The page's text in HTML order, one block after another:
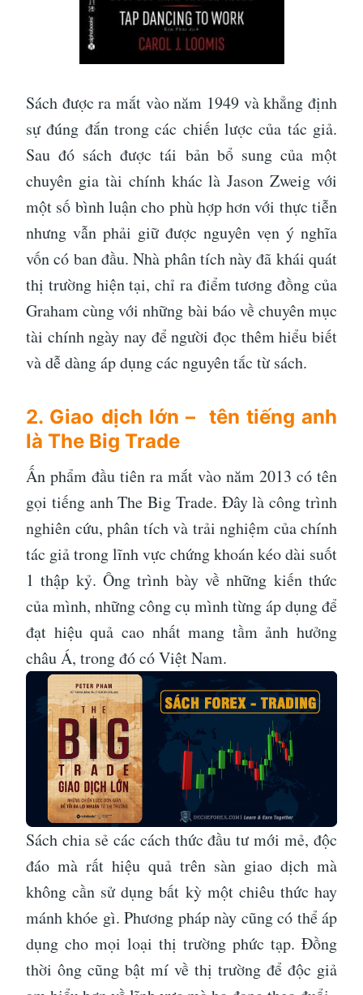
Sách được ra mắt vào năm 1949 và khẳng định
sự đúng đắn trong các chiến lược của tác giả.
Sau đó sách được tái bản bổ sung của một
chuyên gia tài chính khác là Jason Zweig với
một số bình luận cho phù hợp hơn với thực tiễn
nhưng vẫn phải giữ được nguyên vẹn ý nghĩa
vốn có ban đầu. Nhà phân tích này đã khái quát
thị trường hiện tại, chỉ ra điểm tương đồng của
Graham cùng với những bài báo về chuyên mục
tài chính ngày nay để người đọc thêm hiểu biết
và dễ dàng áp dụng các nguyên tắc từ sách.
2. Giao dịch lớn – tên tiếng anh
là The Big Trade
Ấn phẩm đầu tiên ra mắt vào năm 2013 có tên
gọi tiếng anh The Big Trade. Đây là công trình
nghiên cứu, phân tích và trải nghiệm của chính
tác giả trong lĩnh vực chứng khoán kéo dài suốt
1 thập kỷ. Ông trình bày về những kiến thức
của mình, những công cụ mình từng áp dụng để
đạt hiệu quả cao nhất mang tầm ảnh hưởng
châu Á, trong đó có Việt Nam.
Sách chia sẻ các cách thức đầu tư mới mẻ, độc
đáo mà rất hiệu quả trên sàn giao dịch mà
không cần sử dụng bất kỳ một chiêu thức hay
mánh khóe gì. Phương pháp này cũng có thể áp
dụng cho mọi loại thị trường phức tạp. Đồng
thời ông cũng bật mí về thị trường để độc giả